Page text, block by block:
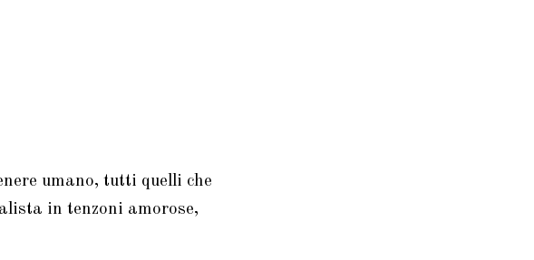
umano, tutti quelli che
in tenzoni amorose,